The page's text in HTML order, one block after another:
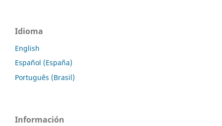
Idioma
English
Español (España)
Português (Brasil)
Información